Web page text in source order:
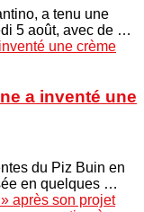
a tenu une
5 août, avec de …
a inventé une
du Piz Buin en
en quelques …